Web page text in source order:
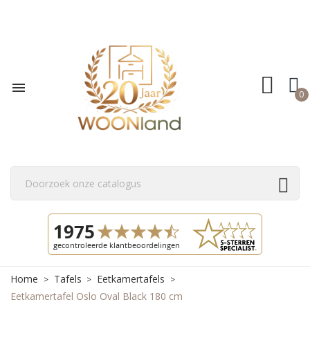
 0
Home Tafels
Eetkamertafels
Eetkamertafel Oslo Oval Black 180 cm